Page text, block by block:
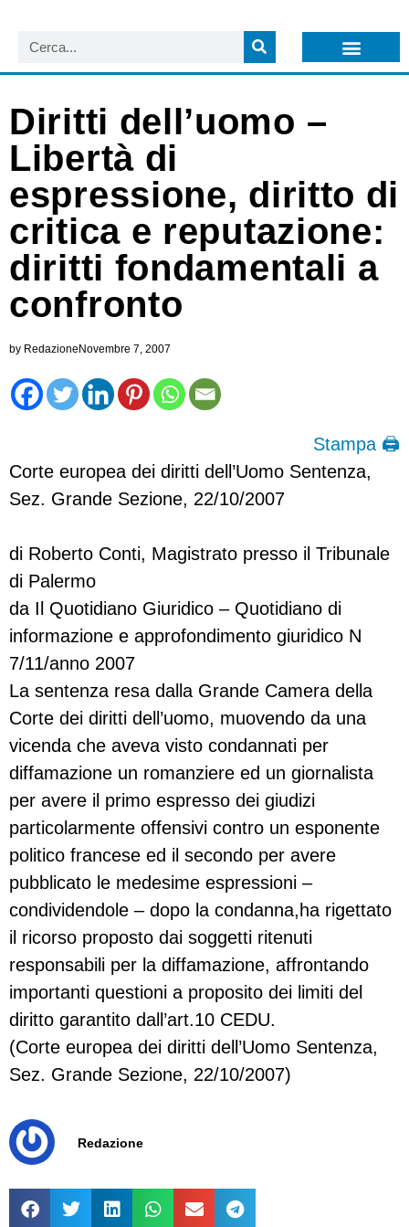
Diritti dell’uomo –
Libertà di
espressione, diritto di
critica e reputazione:
diritti fondamentali a
confronto
by Redazione Novembre 7, 2007
Stampa 🖨
Corte europea dei diritti dell’Uomo Sentenza,
Sez. Grande Sezione, 22/10/2007
di Roberto Conti, Magistrato presso il Tribunale
di Palermo
da Il Quotidiano Giuridico – Quotidiano di
informazione e approfondimento giuridico N
7/11/anno 2007
La sentenza resa dalla Grande Camera della
Corte dei diritti dell’uomo, muovendo da una
vicenda che aveva visto condannati per
diffamazione un romanziere ed un giornalista
per avere il primo espresso dei giudizi
particolarmente offensivi contro un esponente
politico francese ed il secondo per avere
pubblicato le medesime espressioni –
condividendole – dopo la condanna,ha rigettato
il ricorso proposto dai soggetti ritenuti
responsabili per la diffamazione, affrontando
importanti questioni a proposito dei limiti del
diritto garantito dall’art.10 CEDU.
(Corte europea dei diritti dell’Uomo Sentenza,
Sez. Grande Sezione, 22/10/2007)
Redazione